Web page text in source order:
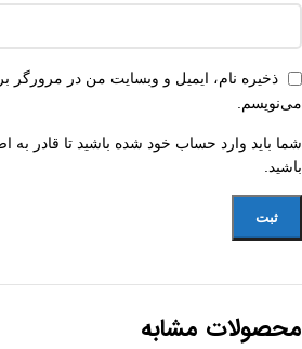
ذخیره نام، ایمیل و وبسایت من در مرورگر
می‌نویسم.
شما باید وارد حساب خود شده باشید تا قادر به
باشید.
محصولات مشابه